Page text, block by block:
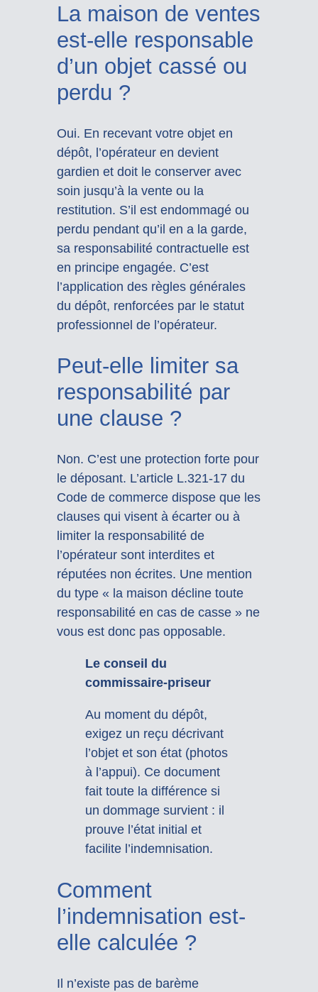
La maison de ventes
est-elle responsable
d’un objet cassé ou
perdu ?
Oui. En recevant votre objet en
dépôt, l’opérateur en devient
gardien et doit le conserver avec
soin jusqu’à la vente ou la
restitution. S’il est endommagé ou
perdu pendant qu’il en a la garde,
sa responsabilité contractuelle est
en principe engagée. C’est
l’application des règles générales
du dépôt, renforcées par le statut
professionnel de l’opérateur.
Peut-elle limiter sa
responsabilité par
une clause ?
Non. C’est une protection forte pour
le déposant. L’article L.321-17 du
Code de commerce dispose que les
clauses qui visent à écarter ou à
limiter la responsabilité de
l’opérateur sont interdites et
réputées non écrites. Une mention
du type « la maison décline toute
responsabilité en cas de casse » ne
vous est donc pas opposable.
Le conseil du
commissaire-priseur
Au moment du dépôt,
exigez un reçu décrivant
l’objet et son état (photos
à l’appui). Ce document
fait toute la différence si
un dommage survient : il
prouve l’état initial et
facilite l’indemnisation.
Comment
l’indemnisation est-
elle calculée ?
Il n’existe pas de barème